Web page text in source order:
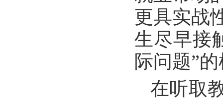
更具实战
生尽早接
际问题”
在听取